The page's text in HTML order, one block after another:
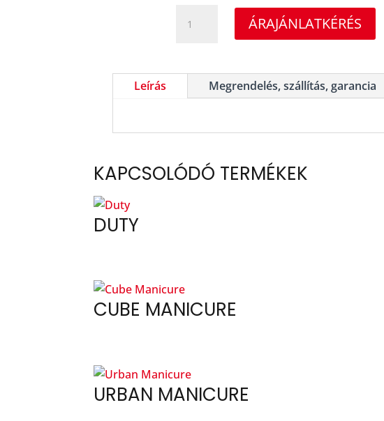
Plus
ÁRAJÁNLATKÉRÉS
Leírás Megrendelés, szállítás, garancia
KAPCSOLÓDÓ TERMÉKEK
DUTY
CUBE MANICURE
URBAN MANICURE